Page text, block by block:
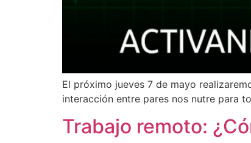
El próximo jueves 7 de mayo
interacción entre pares nos nutre para
Trabajo remoto: